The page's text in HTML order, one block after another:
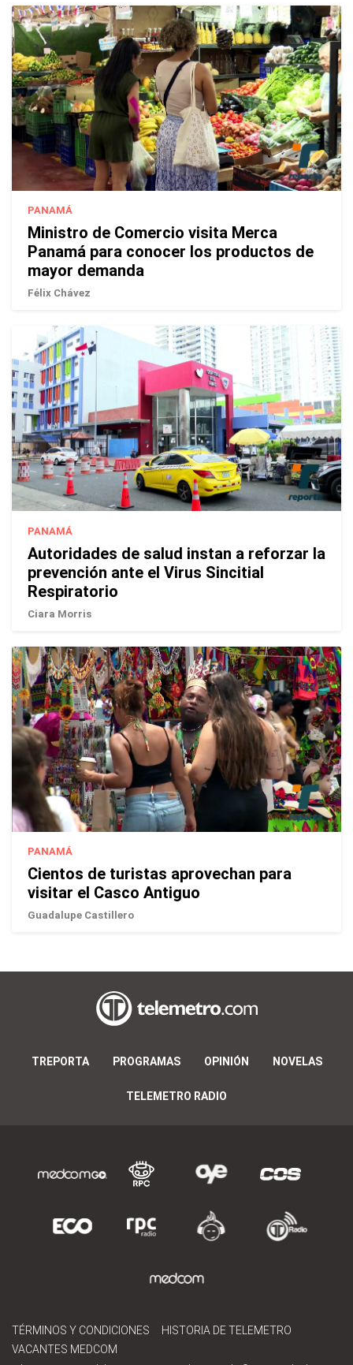
PANAMÁ
Ministro de Comercio visita Merca
Panamá para conocer los productos de
mayor demanda
Félix Chávez
PANAMÁ
Autoridades de salud instan a reforzar la
prevención ante el Virus Sincitial
Respiratorio
Ciara Morris
PANAMÁ
Cientos de turistas aprovechan para
visitar el Casco Antiguo
Guadalupe Castillero
TREPORTA PROGRAMAS OPINIÓN NOVELAS
TELEMETRO RADIO
TÉRMINOS Y CONDICIONES
HISTORIA DE TELEMETRO
VACANTES MEDCOM